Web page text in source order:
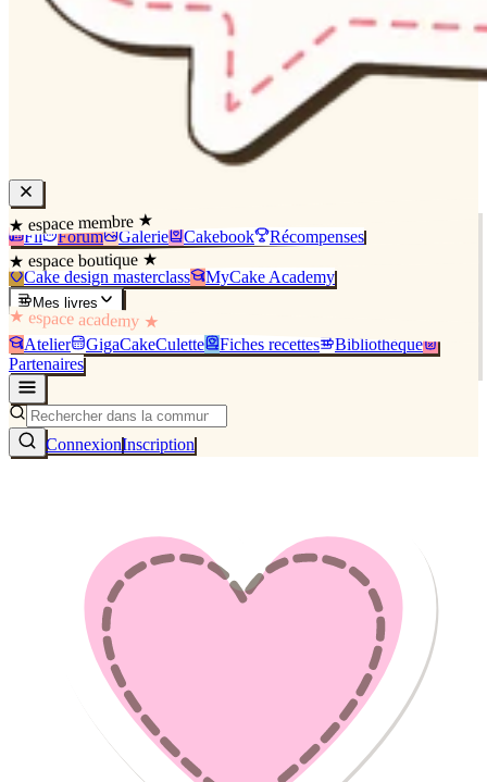
★ espace membre ★
Fil Forum Galerie Cakebook Récompenses
★ espace boutique ★
Cake design masterclass MyCake Academy
Mes livres
★ espace academy ★
Atelier GigaCakeCulette Fiches recettes
Bibliothèque
Partenaires
ConnexionInscription